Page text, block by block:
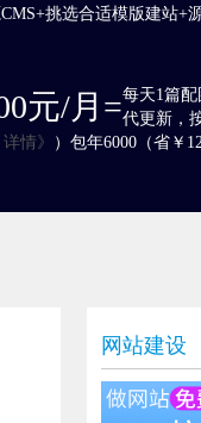
挑选合适模版建站+
元/月=每天1篇
代更新，
详情》 ）包年6000（省￥
网站建设